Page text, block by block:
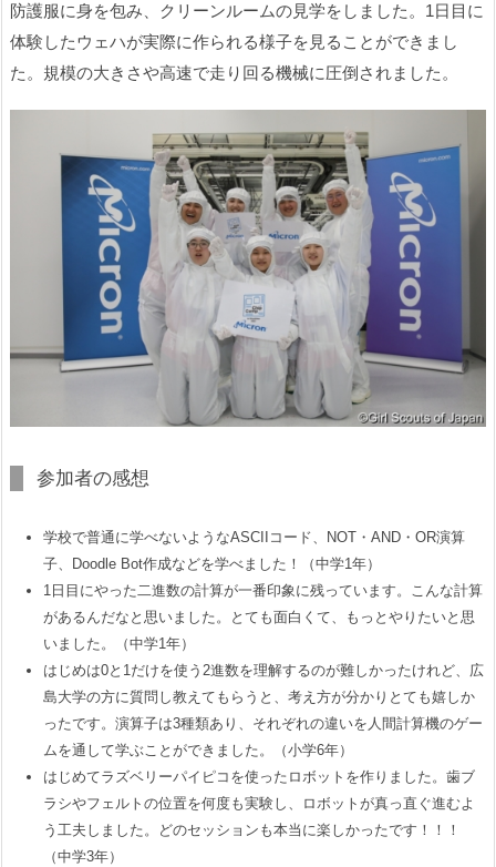
防護服に身を包み、クリーンルームの見学をしました。1日目に
体験したウェハが実際に作られる様子を見ることができまし
た。規模の大きさや高速で走り回る機械に圧倒されました。
参加者の感想
学校で普通に学べないようなASCIIコード、NOT・AND・OR演算
子、Doodle Bot作成などを学べました！（中学1年）
1日目にやった二進数の計算が一番印象に残っています。こんな計算
があるんだなと思いました。とても面白くて、もっとやりたいと思
いました。（中学1年）
はじめは0と1だけを使う2進数を理解するのが難しかったけれど、広
島大学の方に質問し教えてもらうと、考え方が分かりとても嬉しか
ったです。演算子は3種類あり、それぞれの違いを人間計算機のゲー
ムを通して学ぶことができました。（小学6年）
はじめてラズベリーパイピコを使ったロボットを作りました。歯ブ
ラシやフェルトの位置を何度も実験し、ロボットが真っ直ぐ進むよ
う工夫しました。どのセッションも本当に楽しかったです！！！
（中学3年）